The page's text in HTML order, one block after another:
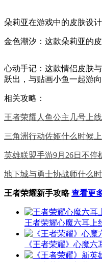
朵莉亚在游戏中的皮肤设
金色潮汐：这款朵莉亚的
心动手记：这款情侣皮肤
跃出，与贴画小鱼一起游
相关攻略：
王者荣耀人鱼公主几号上
三角洲行动佐娅什么时候
英雄联盟手游9月26日不
地下城与勇士协战师什么
王者荣耀新手攻略查看更
王者荣耀心魔六耳上
《王者荣耀》心魔六